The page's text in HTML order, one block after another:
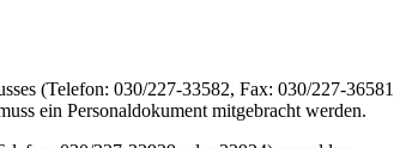
(Telefon: 030/227-33582, Fax: 030/227-
ein Personaldokument mitgebracht werden.